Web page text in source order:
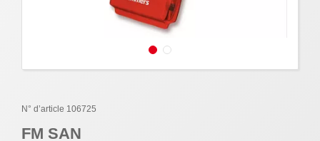
N° d’article 106725
FM SAN